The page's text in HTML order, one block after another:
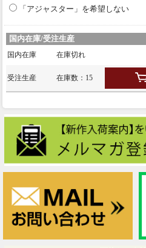
「アジャスター」を希望しない
国内在庫/受注生産
国内在庫 在庫切れ
受注生産 在庫数：15